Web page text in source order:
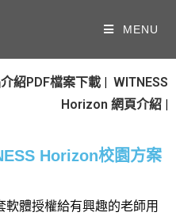
MENU
紹PDF檔案下載 | WITNESS
Horizon 網頁介紹 |
Horizon校園方案
體授權給有興趣的老師用